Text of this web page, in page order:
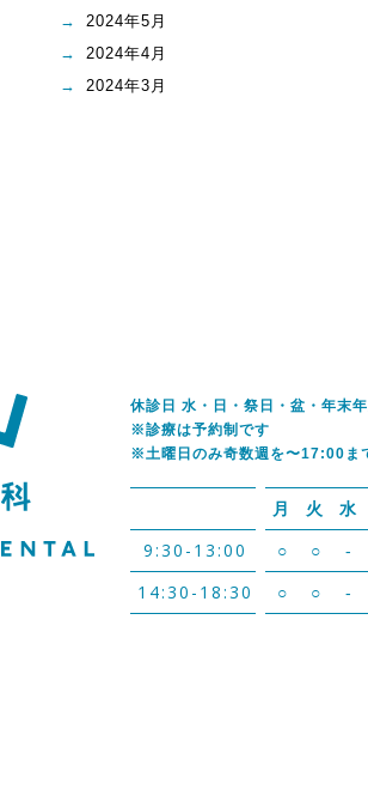
2024年5月
2024年4月
2024年3月
休診日 水・日・祭日・盆・年末
※診療は予約制です
※土曜日のみ奇数週を〜17:00ま
月 火
水
9:30-13:00
○ ○ -
14:30-18:30 ○ ○ -